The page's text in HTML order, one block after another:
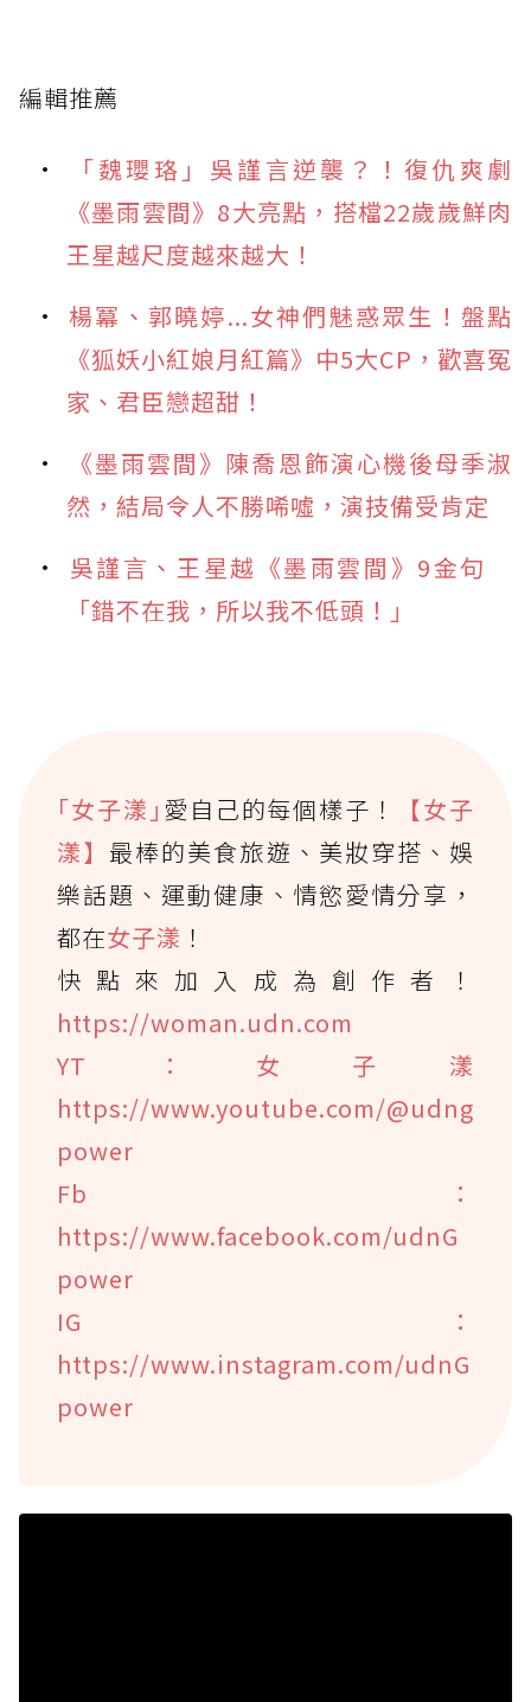
編輯推薦
「魏瓔珞」吳謹言逆襲？！復仇爽劇
《墨雨雲間》8大亮點，搭檔22歲歲鮮肉
王星越尺度越來越大！
楊冪、郭曉婷...女神們魅惑眾生！盤點
《狐妖小紅娘月紅篇》中5大CP，歡喜冤
家、君臣戀超甜！
《墨雨雲間》陳喬恩飾演心機後母季淑
然，結局令人不勝唏噓，演技備受肯定
吳謹言、王星越《墨雨雲間》9金句
「錯不在我，所以我不低頭！」
｢女子漾｣ 愛自己的每個樣子！
【女子
漾】 最棒的美食旅遊、美妝穿搭、娛
樂話題、運動健康、情慾愛情分享，
都在女子漾 ！
快點來加入成為創作者！
https://woman.udn.com
YT：女子漾
https://www.youtube.com/@udng
power
Fb：
https://www.facebook.com/udnG
power
IG：
https://www.instagram.com/udnG
power